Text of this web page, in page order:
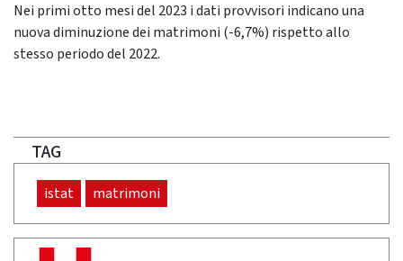
Nei primi otto mesi del 2023 i dati provvisori indicano una
nuova diminuzione dei matrimoni (-6,7%) rispetto allo
stesso periodo del 2022.
TAG
istat matrimoni